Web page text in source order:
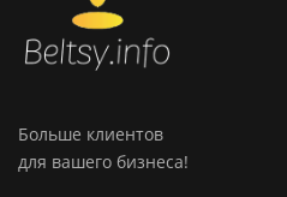
Больше клиентов
для вашего бизнеса!